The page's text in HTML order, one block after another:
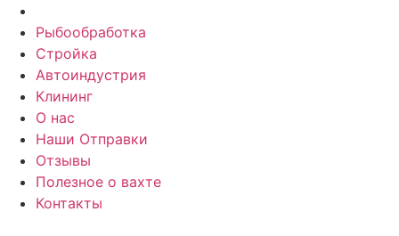
Рыбообработка
Стройка
Автоиндустрия
Клининг
О нас
Наши Отправки
Отзывы
Полезное о вахте
Контакты